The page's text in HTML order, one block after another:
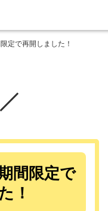
定で再開しました！
間限定で
！